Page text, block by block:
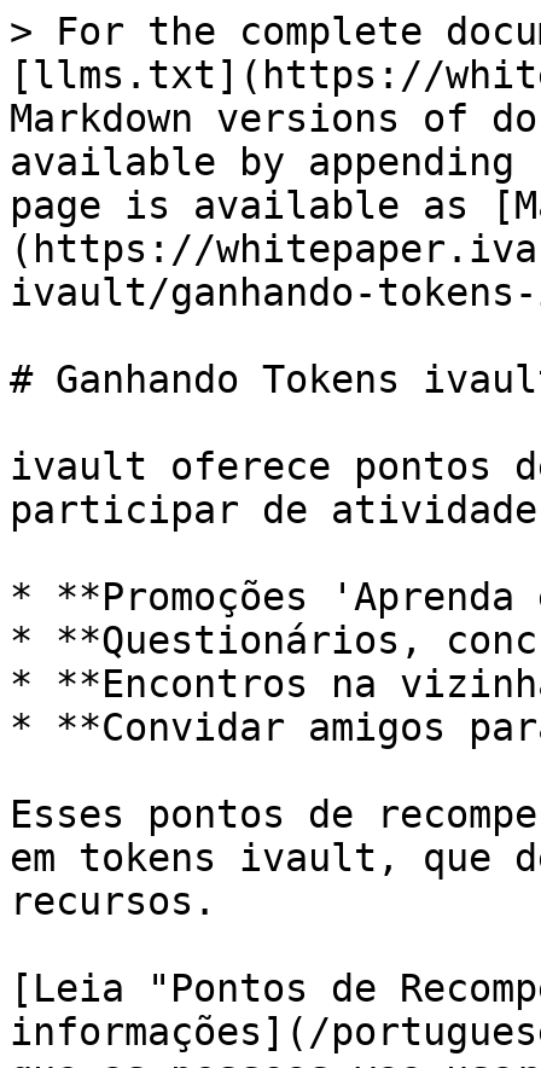
> For the complete
[llms.txt](https://
Markdown versions of
available by
page is available as
(https://
ivault/ganhando-
# Ganhando Tokens
ivault oferece pontos
participar de
* **Promoções 'Aprenda
* **Questionários,
* **Encontros na
* **Convidar amigos
Esses pontos de
em tokens ivault, que
recursos.
[Leia "Pontos de
informações](/